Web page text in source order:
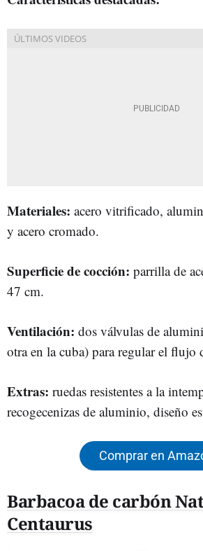
Materiales: acero vitrificado,
y acero cromado.
Superficie de cocción: parrilla de
47 cm.
Ventilación: dos válvulas de
otra en la cuba) para regular el flujo
Extras: ruedas resistentes a la
recogecenizas de aluminio, diseño
Comprar en
Barbacoa de carbón
Centaurus